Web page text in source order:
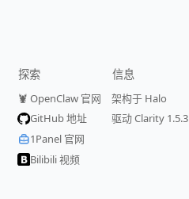
探索
🦞 OpenClaw 官网
GitHub 地址
1Panel 官网
Bilibili 视频
信息
架构于 Halo
驱动 Clarity 1.5.3